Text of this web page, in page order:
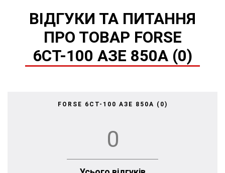
ВІДГУКИ ТА ПИТАННЯ
ПРО ТОВАР FORSE
6СТ-100 АЗЕ 850А (0)
FORSE 6СТ-100 АЗЕ 850А (0)
0